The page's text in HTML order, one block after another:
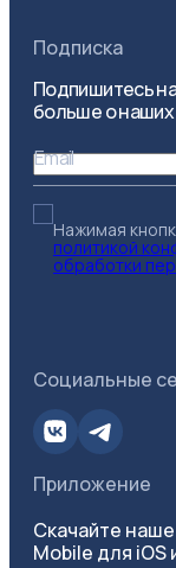
Подписка
Подпишитесь на
больше о наших
Email
Нажимая
политикой
обработки
Социальные
Приложение
Скачайте
Mobile для iOS